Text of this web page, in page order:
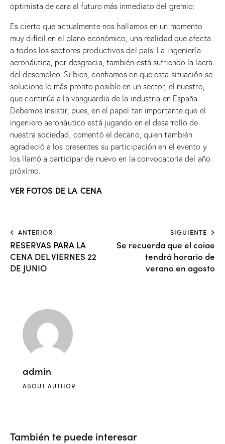
optimista de cara al futuro más inmediato del gremio:
Es cierto que actualmente nos hallamos en un momento
muy difícil en el plano económico, una realidad que afecta
a todos los sectores productivos del país. La ingeniería
aeronáutica, por desgracia, también está sufriendo la lacra
del desempleo. Si bien, confiamos en que esta situación se
solucione lo más pronto posible en un sector, el nuestro,
que continúa a la vanguardia de la industria en España.
Debemos insistir, pues, en el papel tan importante que el
ingeniero aeronáutico está jugando en el desarrollo de
nuestra sociedad, comentó el decano, quien también
agradeció a los presentes su participación en el evento y
los llamó a participar de nuevo en la convocatoria del año
próximo.
VER FOTOS DE LA CENA
ANTERIOR
RESERVAS PARA LA
CENA DEL VIERNES 22
DE JUNIO
SIGUIENTE
Se recuerda que el coiae
tendrá horario de
verano en agosto
admin
ABOUT AUTHOR
También te puede interesar